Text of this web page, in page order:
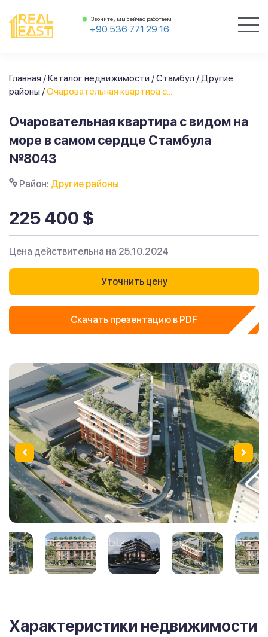
Звоните, мы сейчас работаем
+90 536 771 29 16
Главная /Каталог недвижимости /Стамбул /Другие
районы /Очаровательная квартира с...
Очаровательная квартира с видом на
море в самом сердце Стамбула
№8043
Район: Другие районы
225 400 $
Цена действительна на 25.10.2024
Уточнить цену
Скачать презентацию в PDF
Характеристики недвижимости